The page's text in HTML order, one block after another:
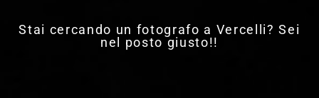
Stai cercando un fotografo a Vercelli? Sei
nel posto giusto!!